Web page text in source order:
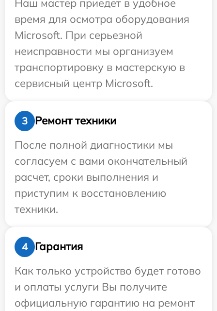
время для осмотра оборудования
Microsoft. При серьезной
неисправности мы организуем
транспортировку в мастерскую в
сервисный центр Microsoft.
3
Ремонт техники
После полной диагностики мы
согласуем с вами окончательный
расчет, сроки выполнения и
приступим к восстановлению
техники.
4
Гарантия
Как только устройство будет готово
и оплаты услуги Вы получите
официальную гарантию на ремонт